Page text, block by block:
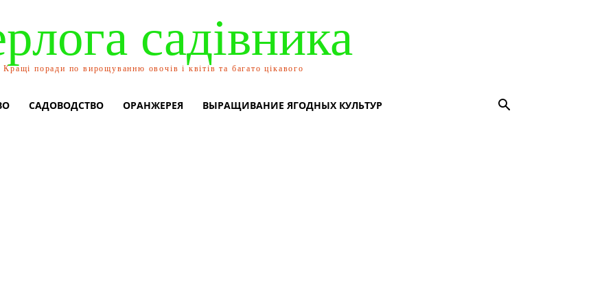
садівника
Кращі поради по вирощуванню овочів і квітів та багато цікавого
САДОВОДСТВО ОРАНЖЕРЕЯ ВЫРАЩИВАНИЕ ЯГОДНЫХ КУЛЬТУР